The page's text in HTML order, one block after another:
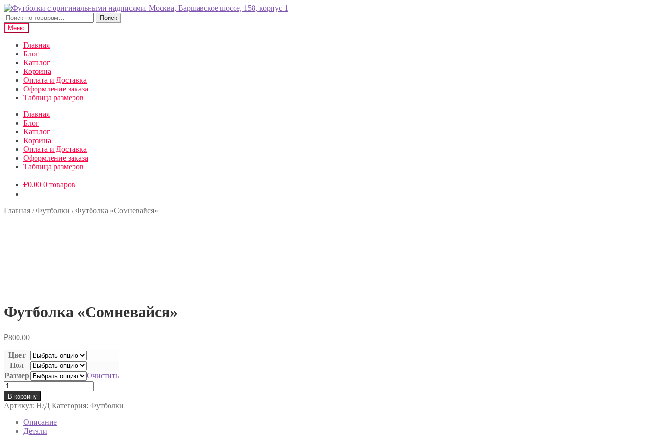
Перейти
к
навигации
Перейти
к
содержимому
Искать:
Поиск
Меню
Главная
Блог
Каталог
Корзина
Оплата и Доставка
Оформление заказа
Таблица размеров
Главная
Блог
Каталог
Корзина
Оплата и Доставка
Оформление заказа
Таблица размеров
₽0.00 0 товаров
Главная /Футболки /Футболка «Сомневайся»
Футболка «Сомневайся»
₽800.00
Цвет
Пол
Размер
Очистить
Количество
товара
Футболка
"Сомневайся"
В корзину
Артикул: Н/Д Категория: Футболки
Описание
Детали